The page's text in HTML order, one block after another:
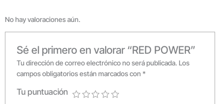
No hay valoraciones aún.
Sé el primero en valorar “RED POWER”
Tu dirección de correo electrónico no será publicada. Los
campos obligatorios están marcados con *
Tu puntuación